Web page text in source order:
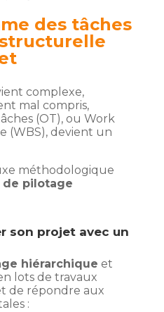
des tâches
complexe,
mal compris,
(OT), ou Work
(WBS), devient un
méthodologique
de pilotage
son projet avec un
hiérarchique et
lots de travaux
de répondre aux
: